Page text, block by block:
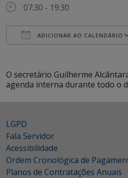
07:30 - 19:30
ADICIONAR AO CALENDÁRIO
O secretário Guilherme
agenda interna durante todo o
LGPD
Fala Servidor
Acessibilidade
Ordem Cronológica de
Planos de Contratações Anuais